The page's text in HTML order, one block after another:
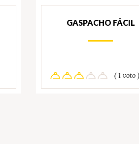
GASPACHO FÁCIL
( 1 voto )